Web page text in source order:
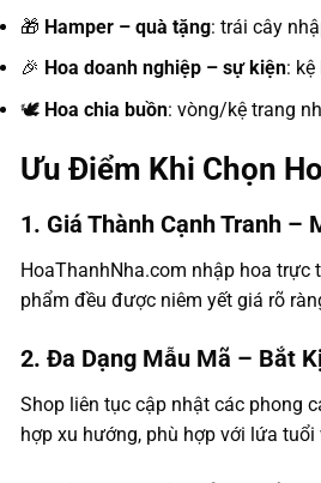
🎁 Hamper – quà tặng: trái cây
🎉 Hoa doanh nghiệp – sự kiện:
🕊️ Hoa chia buồn: vòng/kệ trang
Ưu Điểm Khi Chọn
1. Giá Thành Cạnh Tranh –
HoaThanhNha.com nhập hoa trực
phẩm đều được niêm yết giá rõ
2. Đa Dạng Mẫu Mã – Bắt
Shop liên tục cập nhật các phong
hợp xu hướng, phù hợp với lứa